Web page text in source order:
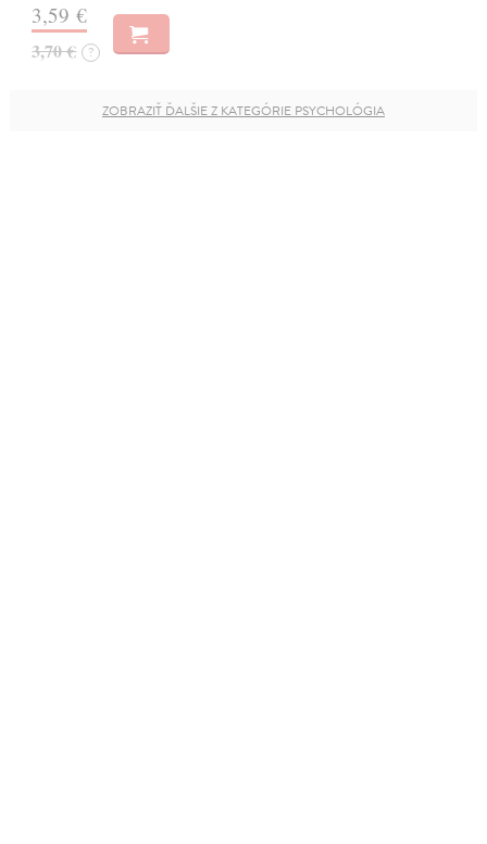
3,59 €
3,70 € ?
ZOBRAZIŤ ĎALŠIE Z KATEGÓRIE PSYCHOLÓGIA